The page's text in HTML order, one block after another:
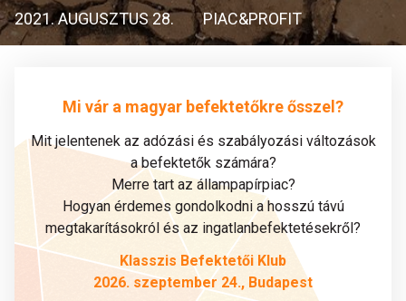
2021. AUGUSZTUS 28. PIAC&PROFIT
Mi vár a magyar befektetőkre ősszel?
Mit jelentenek az adózási és szabályozási változások
a befektetők számára?
Merre tart az állampapírpiac?
Hogyan érdemes gondolkodni a hosszú távú
megtakarításokról és az ingatlanbefektetésekről?
Klasszis Befektetői Klub
2026. szeptember 24., Budapest